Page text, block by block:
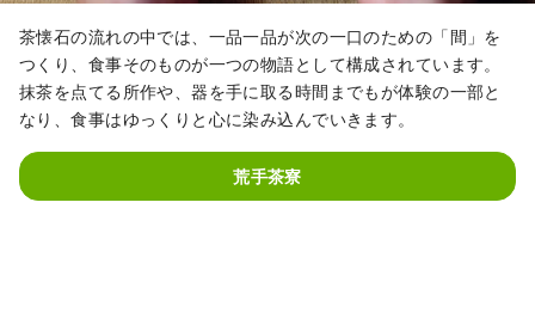
茶懐石の流れの中では、一品一品が次の一口のための「間」を
つくり、食事そのものが一つの物語として構成されています。
抹茶を点てる所作や、器を手に取る時間までもが体験の一部と
なり、食事はゆっくりと心に染み込んでいきます。
荒手茶寮